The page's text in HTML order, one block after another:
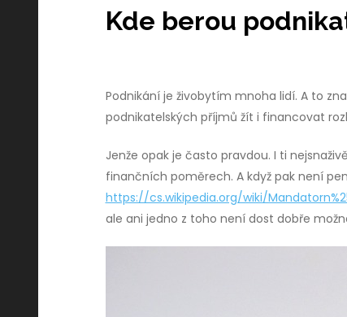
Kde berou
Podnikání je živobytím mnoha lidí. A to
podnikatelských příjmů žít i financovat
Jenže opak je často pravdou. I ti
finančních poměrech. A když pak není
https://cs.wikipedia.org/wiki/
ale ani jedno z toho není dost dobře